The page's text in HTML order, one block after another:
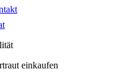
einkaufen